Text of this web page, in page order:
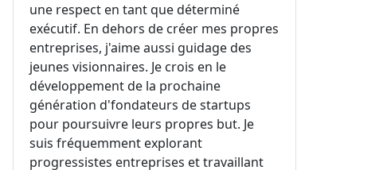
une respect en tant que déterminé
exécutif. En dehors de créer mes propres
entreprises, j'aime aussi guidage des
jeunes visionnaires. Je crois en le
développement de la prochaine
génération d'fondateurs de startups
pour poursuivre leurs propres but. Je
suis fréquemment explorant
progressistes entreprises et travaillant